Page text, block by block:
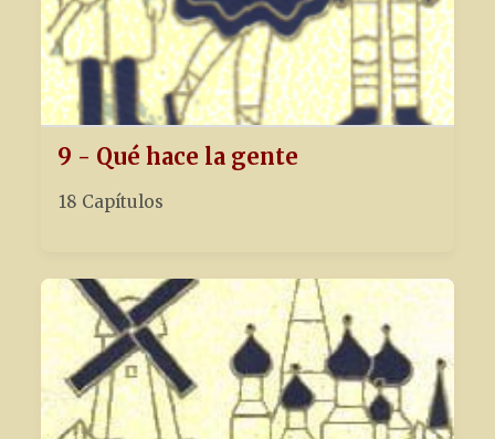
9 - Qué hace la gente
18 Capítulos